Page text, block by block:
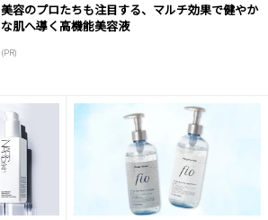
美容のプロたちも注目する、マルチ効果で健やか
な肌へ導く高機能美容液
(PR)